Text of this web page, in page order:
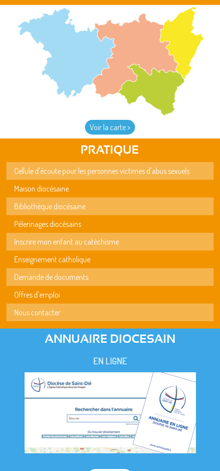
Voir la carte >
PRATIQUE
Cellule d'écoute pour les personnes victimes d'abus sexuels
Maison diocésaine
Bibliothèque diocésaine
Pèlerinages diocésains
Inscrire mon enfant au catéchisme
Enseignement catholique
Demande de documents
Offres d'emploi
Nous contacter
ANNUAIRE DIOCESAIN
EN LIGNE